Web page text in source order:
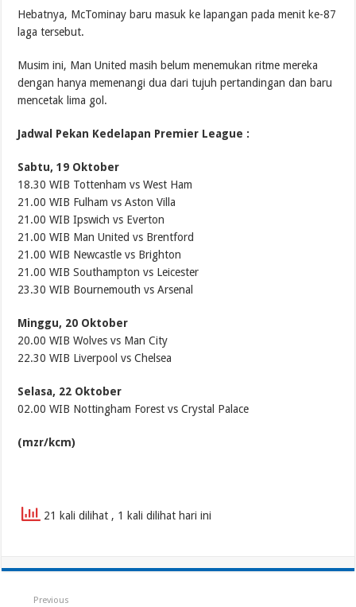
Hebatnya, McTominay baru masuk ke lapangan pada menit ke-87
laga tersebut.
Musim ini, Man United masih belum menemukan ritme mereka
dengan hanya memenangi dua dari tujuh pertandingan dan baru
mencetak lima gol.
Jadwal Pekan Kedelapan Premier League :
Sabtu, 19 Oktober
18.30 WIB Tottenham vs West Ham
21.00 WIB Fulham vs Aston Villa
21.00 WIB Ipswich vs Everton
21.00 WIB Man United vs Brentford
21.00 WIB Newcastle vs Brighton
21.00 WIB Southampton vs Leicester
23.30 WIB Bournemouth vs Arsenal
Minggu, 20 Oktober
20.00 WIB Wolves vs Man City
22.30 WIB Liverpool vs Chelsea
Selasa, 22 Oktober
02.00 WIB Nottingham Forest vs Crystal Palace
(mzr/kcm)
21 kali dilihat , 1 kali dilihat hari ini
Previous